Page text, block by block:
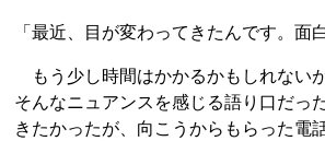
「最近、目が変わってきたんです。面
もう少し時間はかかるかもしれない
そんなニュアンスを感じる語り口だっ
きたかったが、向こうからもらった電